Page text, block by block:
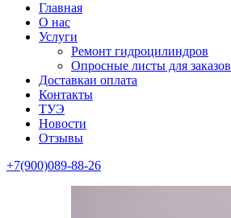
Главная
О нас
Услуги
Ремонт гидроцилиндров
Опросные листы для заказов
Доставкаи оплата
Контакты
ТУЭ
Новости
Отзывы
+7(900)089-88-26